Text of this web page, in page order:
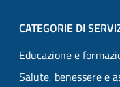
CATEGORIE DI
Educazione e
Salute, benessere e